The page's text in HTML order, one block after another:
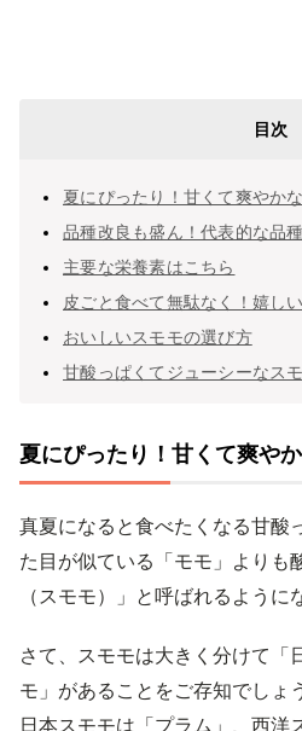
目次
夏にぴったり！甘くて爽やか
品種改良も盛ん！代表的な品
主要な栄養素はこちら
皮ごと食べて無駄なく！嬉し
おいしいスモモの選び方
甘酸っぱくてジューシーなス
夏にぴったり！甘くて爽や
真夏になると食べたくなる甘酸
た目が似ている「モモ」よりも
（スモモ）」と呼ばれるように
さて、スモモは大きく分けて「
モ」があることをご存知でしょ
日本スモモは「プラム」、西洋